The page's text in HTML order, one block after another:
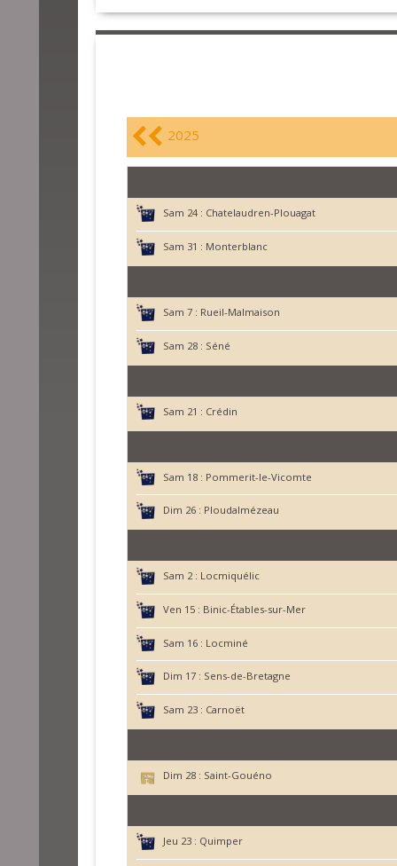
2025
Sam 24 : Chatelaudren-Plouagat
Sam 31 : Monterblanc
Sam 7 : Rueil-Malmaison
Sam 28 : Séné
Sam 21 : Crédin
Sam 18 : Pommerit-le-Vicomte
Dim 26 : Ploudalmézeau
Sam 2 : Locmiquélic
Ven 15 : Binic-Étables-sur-Mer
Sam 16 : Locminé
Dim 17 : Sens-de-Bretagne
Sam 23 : Carnoët
Dim 28 : Saint-Gouéno
Jeu 23 : Quimper